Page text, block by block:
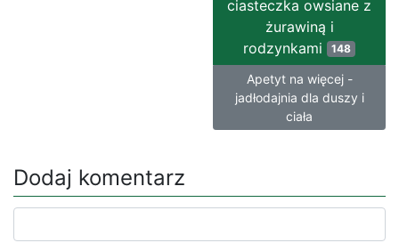
ciasteczka owsiane z
żurawiną i
rodzynkami 148
Apetyt na więcej -
jadłodajnia dla duszy i
ciała
Dodaj komentarz